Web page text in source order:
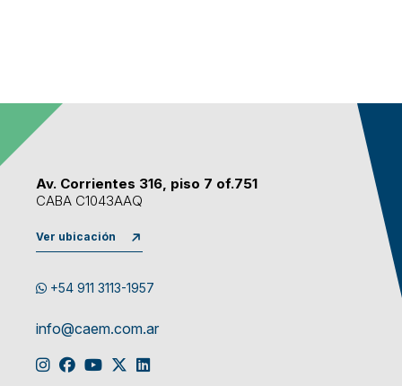
Av. Corrientes 316, piso 7 of.751
CABA C1043AAQ
Ver ubicación
+54 911 3113-1957
info@caem.com.ar